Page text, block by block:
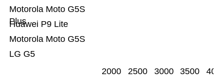
LG G5
Motorola Moto G5S
Huawei P9 Lite
Motorola Moto G5S
Plus
2000 2500 3000 3500